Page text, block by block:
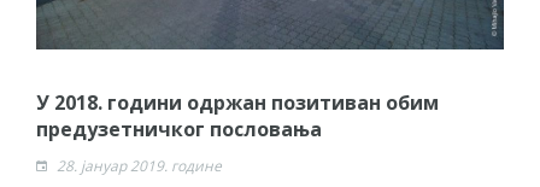
У 2018. години oдржан позитиван обим
предузетничког пословања
28. јануар 2019. године